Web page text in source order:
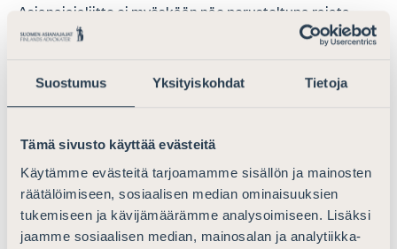
Suostumus Yksityiskohdat Tietoja
Tämä sivusto käyttää evästeitä
Käytämme evästeitä tarjoamamme sisällön ja mainosten
räätälöimiseen, sosiaalisen median ominaisuuksien
tukemiseen ja kävijämäärämme analysoimiseen. Lisäksi
jaamme sosiaalisen median, mainosalan ja analytiikka-
Asianajajaliitto ei myöskään näe perusteltuna rajata
Direktiiviehdotusta vain yritystuloon, vaan
kaksinkertaisen verotuksen tilanteissa.
kaksinkertaista verotusta myös muun tulon kuin
yritystulon osalta. Esimerkiksi palkka- ja muun
ansiotulon kaksinkertainen verotus voi tosiasiassa estää
työvoiman vapaata liikkuvuutta ja välillisesti myös
haitata liiketoiminnan harjoittamista yhteisön alueella.